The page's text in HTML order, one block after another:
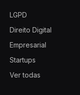
LGPD
Direito Digital
Empresarial
Startups
Ver todas